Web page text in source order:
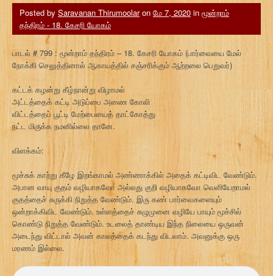
Posted by Saravanan Thirumoolaron மே 7, 2020 in மூன்றாம்
தந்திரம் - 18. கேசரி யோகம்
பாடல் # 799 : மூன்றாம் தந்திரம் – 18. கேசரி யோகம் (பார்வையை மேல்
நோக்கி செலுத்தினால் ஆகாயத்தில் சஞ்சரிக்கும் ஆற்றலை பெறுவர்)
கட்டக் கழன்று கீழ்நான்று விழாமல்
அட்டத்தைக் கட்டி அடுப்பை அணை கோலி
விட்டத்தைப் பூட்டி மேற்பையைத் தாட்கோத்து
நட்ட மிருக்க நமனில்லை தானே.
விளக்கம்:
மூச்சுக் காற்று கீழே இறங்காமல் அண்ணாக்கில் அதைக் கட்டிவிட வேண்டும்.
அபான வாயு குதம் வழியாகவோ அல்லது குறி வழியாகவோ வெளியேறாமல்
குதத்தைச் சுருக்கி நிறுத்த வேண்டும். இரு கண் பார்வைகளையும்
ஒன்றாக்கிவிட வேண்டும். உள்ளத்தைச் சுழுமுனை வழியே பாயும் மூச்சில்
கொண்டு நிறுத்த வேண்டும். உடலைத் தாண்டிய இந்த நிலையை ஒருவன்
அடைந்து விட்டால் அவன் காலத்தைக் கடந்து விடலாம். அவனுக்கு ஒரு
மரணம் இல்லை.